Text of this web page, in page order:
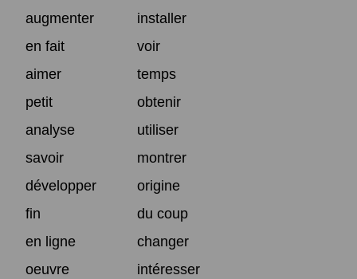
augmenter
installer
en fait
voir
aimer
temps
petit
obtenir
analyse
utiliser
savoir
montrer
développer
origine
fin
du coup
en ligne
changer
oeuvre
intéresser